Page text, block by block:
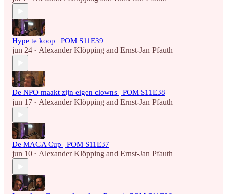
Hype te koop | POM S11E39
jun 24 • Alexander Klöpping and Ernst-Jan Pfauth
De NPO maakt zijn eigen clowns | POM S11E38
jun 17 • Alexander Klöpping and Ernst-Jan Pfauth
De MAGA Cup | POM S11E37
jun 10 • Alexander Klöpping and Ernst-Jan Pfauth